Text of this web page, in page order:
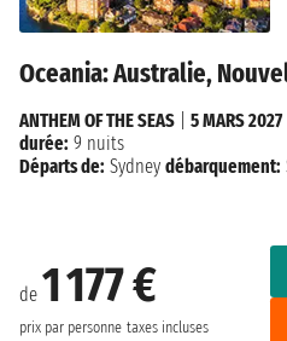
Oceania: Australie,
de 1 177 €
prix par personne taxes incluses
ANTHEM OF THE SEAS
5 MARS 2027
durée: 9 nuits
Départs de: Sydney débarquement: